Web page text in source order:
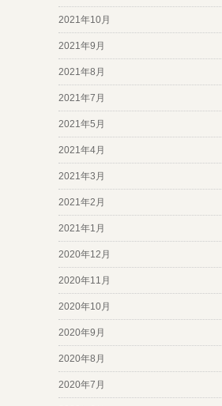
2021年10月
2021年9月
2021年8月
2021年7月
2021年5月
2021年4月
2021年3月
2021年2月
2021年1月
2020年12月
2020年11月
2020年10月
2020年9月
2020年8月
2020年7月